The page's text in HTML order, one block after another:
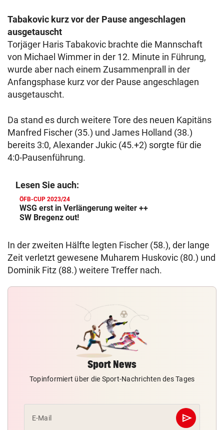
Tabakovic kurz vor der Pause angeschlagen
ausgetauscht
Torjäger Haris Tabakovic brachte die Mannschaft
von Michael Wimmer in der 12. Minute in Führung,
wurde aber nach einem Zusammenprall in der
Anfangsphase kurz vor der Pause angeschlagen
ausgetauscht.
Da stand es durch weitere Tore des neuen Kapitäns
Manfred Fischer (35.) und James Holland (38.)
bereits 3:0, Alexander Jukic (45.+2) sorgte für die
4:0-Pausenführung.
Lesen Sie auch:
ÖFB-CUP 2023/24
WSG erst in Verlängerung weiter ++
SW Bregenz out!
In der zweiten Hälfte legten Fischer (58.), der lange
Zeit verletzt gewesene Muharem Huskovic (80.) und
Dominik Fitz (88.) weitere Treffer nach.
Sport News
Topinformiert über die Sport-Nachrichten des Tages
E-Mail send
Abschicken